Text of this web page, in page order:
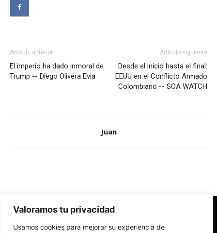
Valoramos tu privacidad
Usamos cookies para mejorar su experiencia de
Artículo anterior
El imperio ha dado inmoral de
Trump -- Diego Olivera Evia
Artículo siguiente
Desde el inicio hasta el final:
EEUU en el Conflicto Armado
Colombiano -- SOA WATCH
Juan
Redes Cristianas
Una mirada alternativa sobre la Iglesia católica y la sociedad